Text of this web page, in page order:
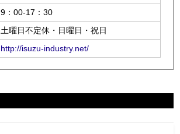
9：00-17：30
土曜日不定休・日曜日・祝日
http://isuzu-industry.net/